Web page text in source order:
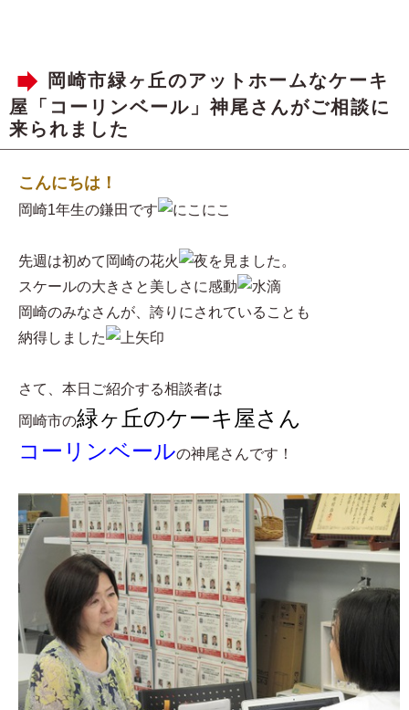
岡崎市緑ヶ丘のアットホームなケーキ
屋「コーリンベール」神尾さんがご相談に
来られました
こんにちは！
岡崎1年生の鎌田です
先週は初めて岡崎の花火
を見ました。
スケールの大きさと美しさに感動
岡崎のみなさんが、誇りにされていることも
納得しました
さて、本日ご紹介する相談者は
岡崎市の緑ヶ丘のケーキ屋さん
コーリンベールの神尾さんです！